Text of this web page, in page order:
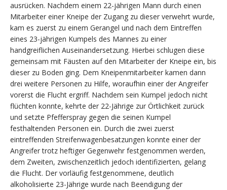
ausrücken. Nachdem einem 22-jährigen Mann durch einen
Mitarbeiter einer Kneipe der Zugang zu dieser verwehrt wurde,
kam es zuerst zu einem Gerangel und nach dem Eintreffen
eines 23-jährigen Kumpels des Mannes zu einer
handgreiflichen Auseinandersetzung. Hierbei schlugen diese
gemeinsam mit Fäusten auf den Mitarbeiter der Kneipe ein, bis
dieser zu Boden ging. Dem Kneipenmitarbeiter kamen dann
drei weitere Personen zu Hilfe, woraufhin einer der Angreifer
vorerst die Flucht ergriff. Nachdem sein Kumpel jedoch nicht
flüchten konnte, kehrte der 22-Jährige zur Örtlichkeit zurück
und setzte Pfefferspray gegen die seinen Kumpel
festhaltenden Personen ein. Durch die zwei zuerst
eintreffenden Streifenwagenbesatzungen konnte einer der
Angreifer trotz heftiger Gegenwehr festgenommen werden,
dem Zweiten, zwischenzeitlich jedoch identifizierten, gelang
die Flucht. Der vorläufig festgenommene, deutlich
alkoholisierte 23-Jährige wurde nach Beendigung der